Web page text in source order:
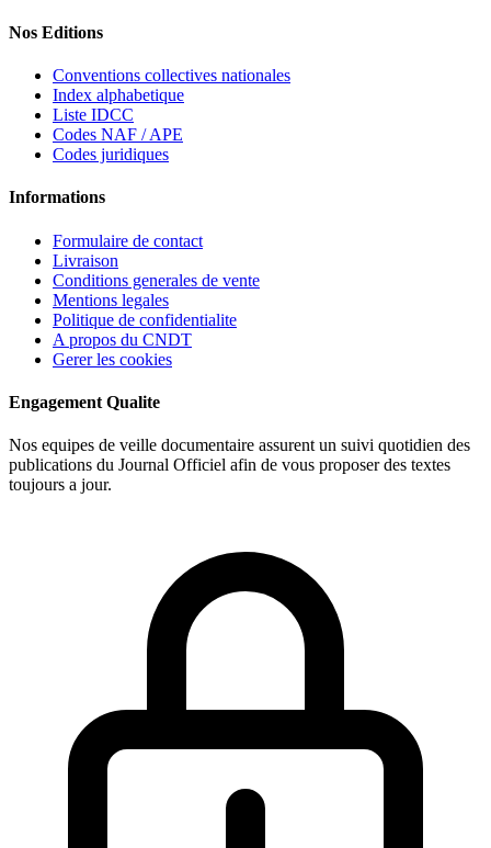
Nos Editions
Conventions collectives nationales
Index alphabetique
Liste IDCC
Codes NAF / APE
Codes juridiques
Informations
Formulaire de contact
Livraison
Conditions generales de vente
Mentions legales
Politique de confidentialite
A propos du CNDT
Gerer les cookies
Engagement Qualite
Nos equipes de veille documentaire assurent un suivi quotidien des
publications du Journal Officiel afin de vous proposer des textes
toujours a jour.